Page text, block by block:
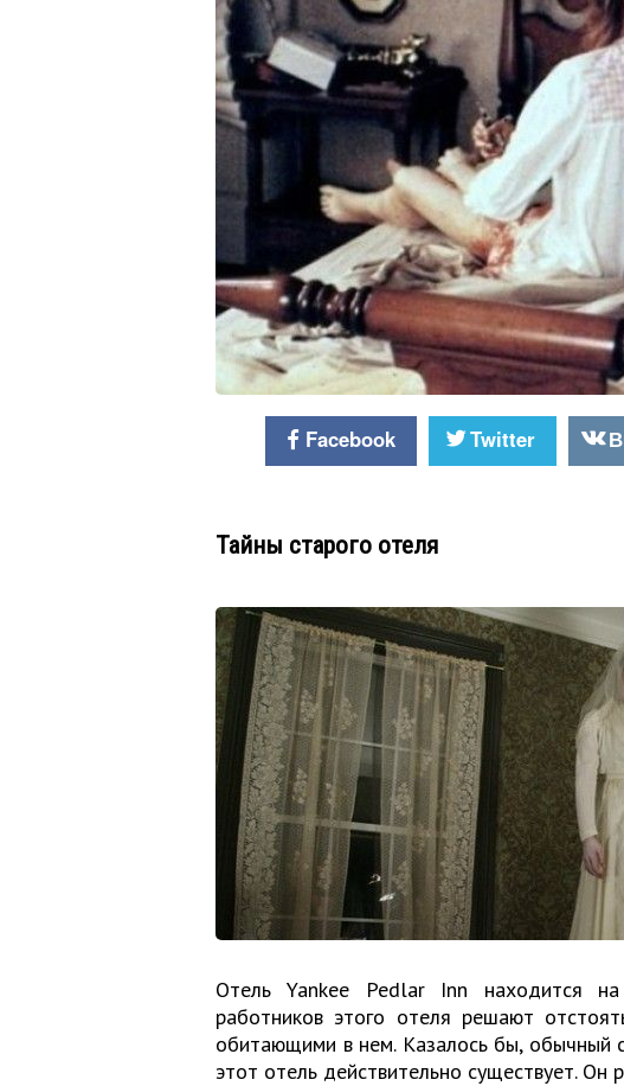
Facebook Twitter
Тайны старого отеля
Отель Yankee Pedlar Inn находится
работников этого отеля решают
обитающими в нем. Казалось бы, обычный
этот отель действительно существует. Он